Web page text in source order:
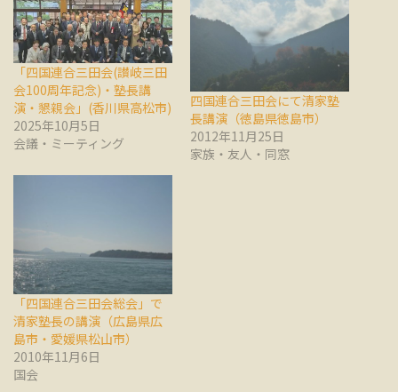
「四国連合三田会(讃岐三田
会100周年記念)・塾長講
演・懇親会」(香川県高松市)
2025年10月5日
会議・ミーティング
四国連合三田会にて清家塾
長講演（徳島県徳島市）
2012年11月25日
家族・友人・同窓
「四国連合三田会総会」で
清家塾長の講演（広島県広
島市・愛媛県松山市）
2010年11月6日
国会